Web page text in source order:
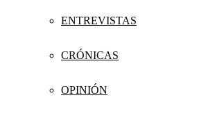
ENTREVISTAS
CRÓNICAS
OPINIÓN